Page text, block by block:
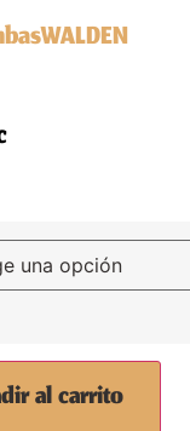
WALDEN
al carrito